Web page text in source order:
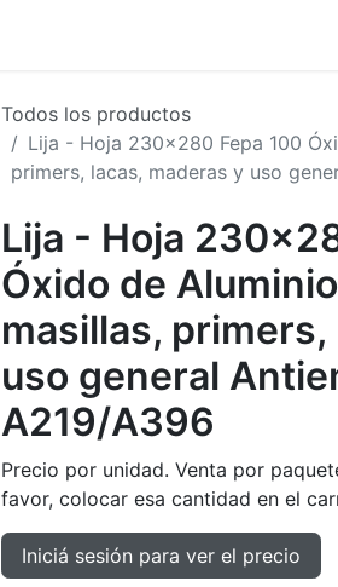
Todos los productos
Lija - Hoja 230x280 Fepa 100
primers, lacas, maderas y uso
Lija - Hoja
Óxido de
masillas,
uso general
A219/A396
Precio por unidad. Venta por
favor, colocar esa cantidad en el
Iniciá sesión para ver el precio